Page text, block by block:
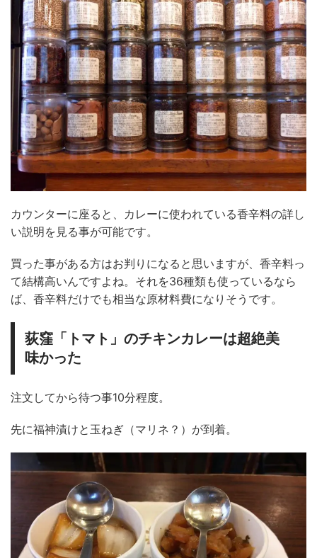
カウンターに座ると、カレーに使われている香辛料の詳し
い説明を見る事が可能です。
買った事がある方はお判りになると思いますが、香辛料っ
て結構高いんですよね。それを36種類も使っているなら
ば、香辛料だけでも相当な原材料費になりそうです。
荻窪「トマト」のチキンカレーは超絶美
味かった
注文してから待つ事10分程度。
先に福神漬けと玉ねぎ（マリネ？）が到着。